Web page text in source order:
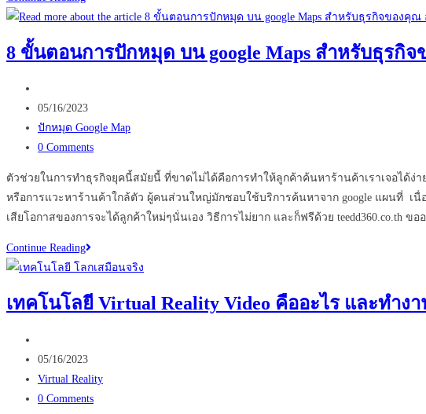
ธุรกิจ
ฮิต
VR
360
ช่วย
ให้
ลูกค้า
เข้า
มาก
ที่สุด
8 ขั้นตอนการปักหมุด บน google Maps สำหรับธุรกิ
author:
Post
published:
05/16/2023
Post
category:
ปักหมุด Google Map
Post
0 Comments
ตัวช่วยในการทำธุรกิจยุคนี้สมัยนี้ ที่ขาดไม่ได้คือการทำให้ลูกค้าค้นหาร้านค้าเราเจอได้ง่า
หรือการแวะหาร้านค้าใกล้ตัว ผู้คนส่วนใหญ่มักชอบใช้บริการค้นหาจาก google แผนที่ เนื่
เสียโอกาสของการจะได้ลูกค้าใหม่ๆนั่นเอง วิธีการไม่ยาก และก็ฟรีด้วย teedd360.co.th
Continue Reading8
ขั้น
การ
บน
google
Maps
เทคโนโลยี Virtual Reality Video คืออะไร และทำง
author:
Post
published:
05/16/2023
Post
category:
Virtual Reality
Post
0 Comments